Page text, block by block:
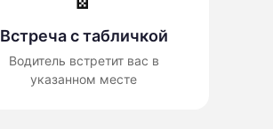
Встреча с табличкой
Водитель встретит вас в
указанном месте